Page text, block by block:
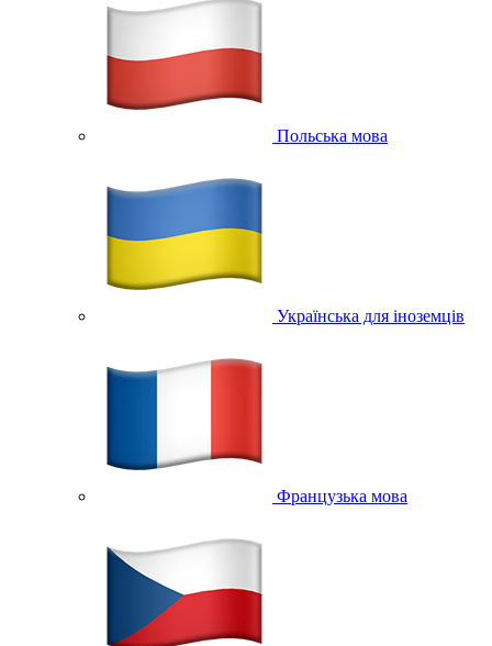
Польська мова
Українська для іноземців
Французька мова